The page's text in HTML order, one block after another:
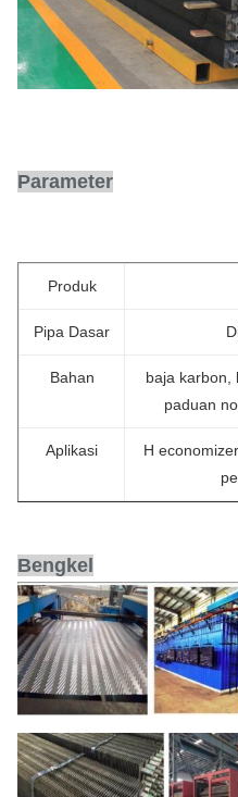
Parameter
Produk
Pipa Dasar
Bahan
baja karbon,
paduan
Aplikasi
H
Bengkel